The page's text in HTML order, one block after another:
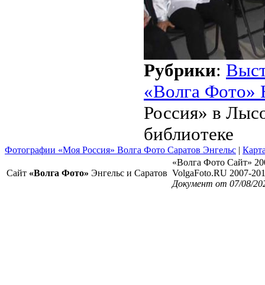
Рубрики:
«Волга Фото»
Россия» в
библиотеке
Фотографии «Моя Россия» Волга Фото Саратов Энгельс |
Сайт «Волга Фото» Энгельс и Саратов
«Волга Фото Сайт»
VolgaFoto.RU 2007-
Документ от 07/08/